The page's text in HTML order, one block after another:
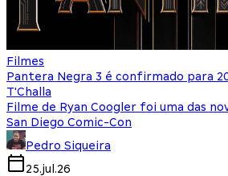
Filmes
Pantera Negra 3 é confirmado para
T'Challa
Filme de Ryan Coogler foi uma das
San Diego Comic-Con
Pedro Siqueira
25.jul.26